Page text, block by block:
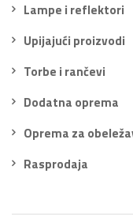
Lampe i reflektori
Upijajući proizvodi
Torbe i rančevi
Dodatna oprema
Oprema za
Rasprodaja